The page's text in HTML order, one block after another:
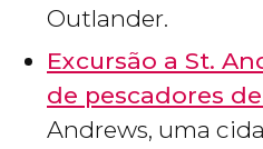
Outlander.
Excursão a St.
de pescadores
Andrews, uma